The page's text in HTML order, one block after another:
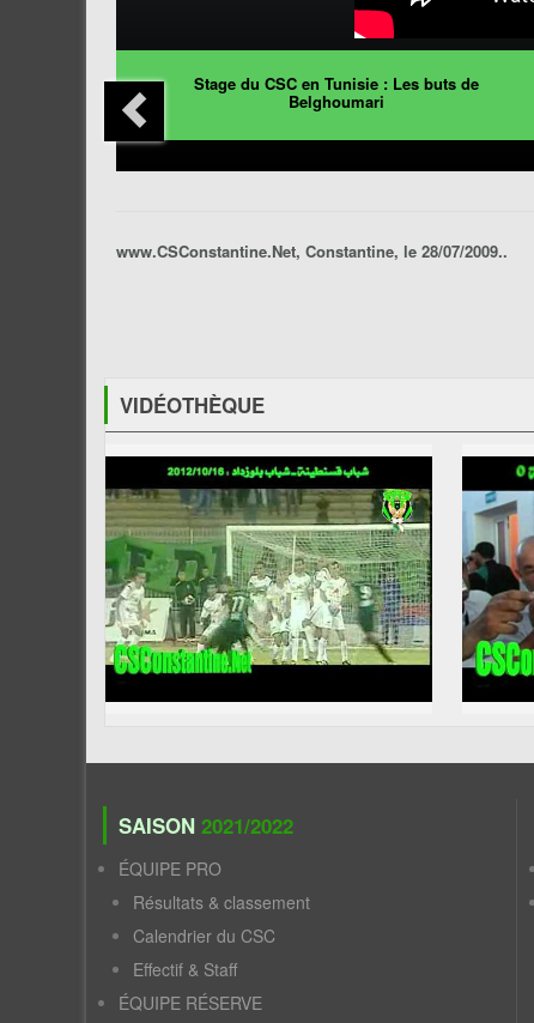
Stage du CSC en Tunisie : Les buts de
Belghoumari
www.CSConstantine.Net, Constantine, le 28/07/2009..
VIDÉOTHÈQUE
SAISON 2021/2022
ÉQUIPE PRO
Résultats & classement
Calendrier du CSC
Effectif & Staff
ÉQUIPE RÉSERVE